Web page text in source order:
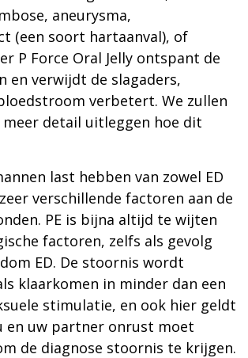
aneurysma,
(een soort hartaanval), of
P Force Oral Jelly ontspant de
en verwijdt de slagaders,
verbetert. We zullen
detail uitleggen hoe dit
last hebben van zowel ED
verschillende factoren aan de
PE is bijna altijd te wijten
factoren, zelfs als gevolg
ED. De stoornis wordt
klaarkomen in minder dan een
stimulatie, en ook hier geldt
en uw partner onrust moet
de diagnose stoornis te krijgen.